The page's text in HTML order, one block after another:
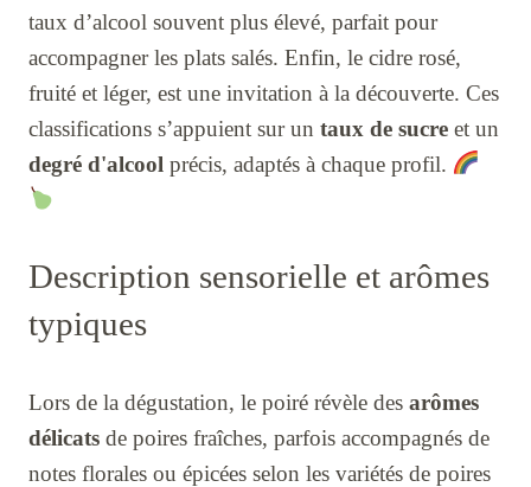
taux d’alcool souvent plus élevé, parfait pour
accompagner les plats salés. Enfin, le cidre rosé,
fruité et léger, est une invitation à la découverte. Ces
classifications s’appuient sur un taux de sucre et un
degré d'alcool précis, adaptés à chaque profil.
Description sensorielle et arômes
typiques
Lors de la dégustation, le poiré révèle des arômes
délicats de poires fraîches, parfois accompagnés de
notes florales ou épicées selon les variétés de poires